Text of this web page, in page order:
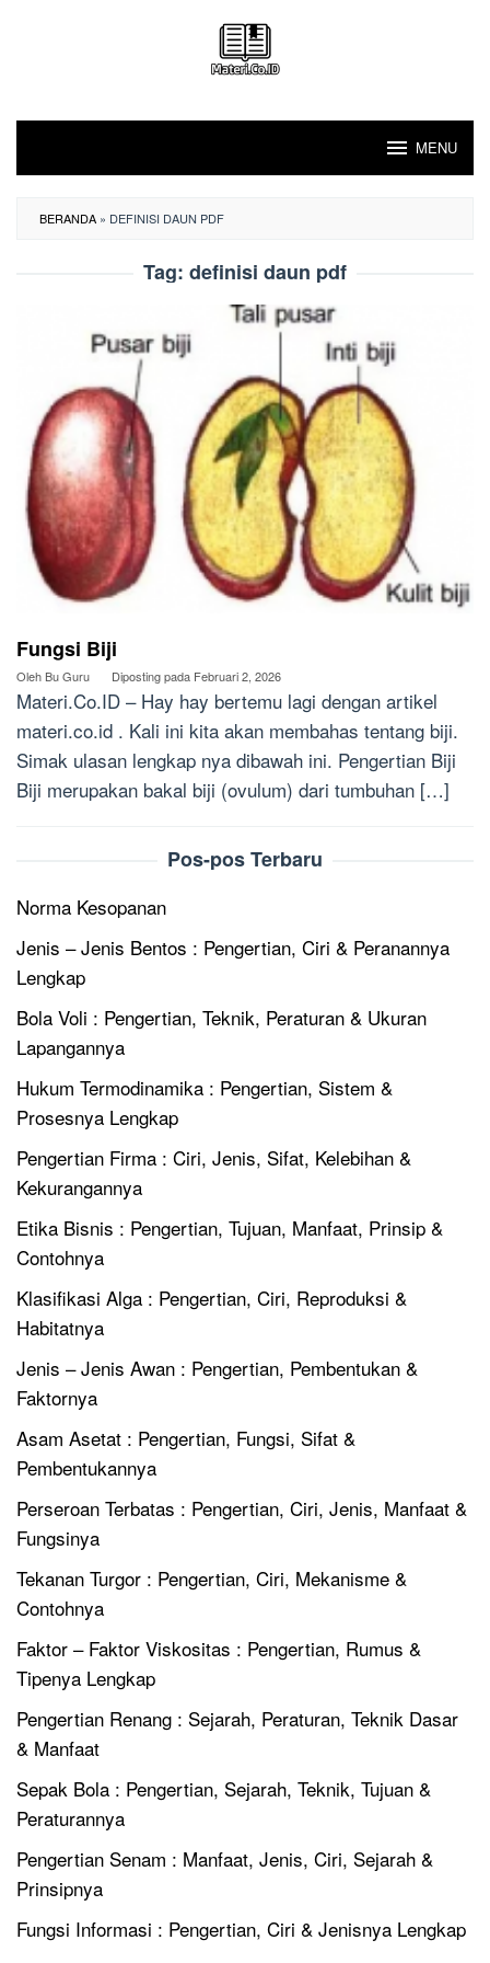
MENU
BERANDA » DEFINISI DAUN PDF
Tag: definisi daun pdf
Fungsi Biji
Oleh Bu Guru Diposting pada Februari 2, 2026
Materi.Co.ID – Hay hay bertemu lagi dengan artikel
materi.co.id . Kali ini kita akan membahas tentang biji.
Simak ulasan lengkap nya dibawah ini. Pengertian Biji
Biji merupakan bakal biji (ovulum) dari tumbuhan […]
Pos-pos Terbaru
Norma Kesopanan
Jenis – Jenis Bentos : Pengertian, Ciri & Peranannya
Lengkap
Bola Voli : Pengertian, Teknik, Peraturan & Ukuran
Lapangannya
Hukum Termodinamika : Pengertian, Sistem &
Prosesnya Lengkap
Pengertian Firma : Ciri, Jenis, Sifat, Kelebihan &
Kekurangannya
Etika Bisnis : Pengertian, Tujuan, Manfaat, Prinsip &
Contohnya
Klasifikasi Alga : Pengertian, Ciri, Reproduksi &
Habitatnya
Jenis – Jenis Awan : Pengertian, Pembentukan &
Faktornya
Asam Asetat : Pengertian, Fungsi, Sifat &
Pembentukannya
Perseroan Terbatas : Pengertian, Ciri, Jenis, Manfaat &
Fungsinya
Tekanan Turgor : Pengertian, Ciri, Mekanisme &
Contohnya
Faktor – Faktor Viskositas : Pengertian, Rumus &
Tipenya Lengkap
Pengertian Renang : Sejarah, Peraturan, Teknik Dasar
& Manfaat
Sepak Bola : Pengertian, Sejarah, Teknik, Tujuan &
Peraturannya
Pengertian Senam : Manfaat, Jenis, Ciri, Sejarah &
Prinsipnya
Fungsi Informasi : Pengertian, Ciri & Jenisnya Lengkap